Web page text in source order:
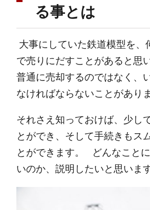
る事とは
大事にしていた鉄道模型を、
で売りにだすことがあると思
普通に売却するのではなく、
なければならないことがありま
それさえ知っておけば、少し
とができ、そして手続きもス
とができます。
どんなこと
いのか、説明したいと思います